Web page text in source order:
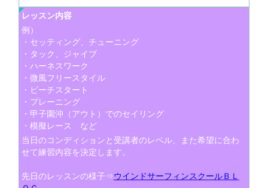
レッスン内容
例）
・セッティング、チューニング
・タック、ジャイブ
・ハーネスワーク
・微風フリースタイル
・ビーチスタート
・プレーニング
・甲子園沖（アウト）でのセイリング
・模擬レース など
当日のコンディションと受講者のレベル、また希望に合わ
せて練習内容を決定します。
先日のレッスンの様子⇒ウインドサーフィンスクールＢＬ